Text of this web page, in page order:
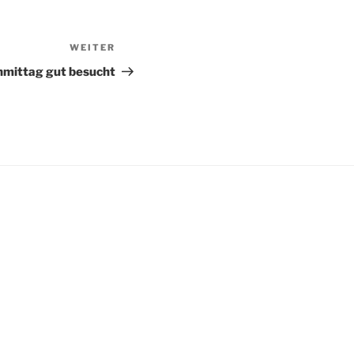
Beitrag
WEITER
gut besucht